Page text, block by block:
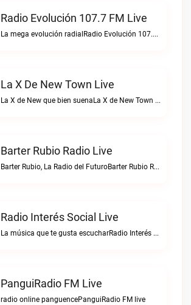
Radio Evolución 107.7 FM Live
La mega evolución radialRadio Evolución 107.7 FM live
La X De New Town Live
La X de New que bien suenaLa X de New Town live
Barter Rubio Radio Live
Barter Rubio, La Radio del FuturoBarter Rubio Radio live
Radio Interés Social Live
La música que te gusta escucharRadio Interés Social live
PanguiRadio FM Live
radio online panguencePanguiRadio FM live